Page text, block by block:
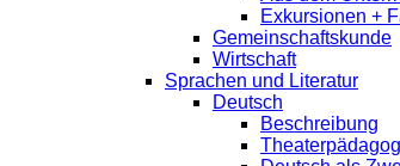
Exkursionen +
Gemeinschaftskunde
Wirtschaft
Sprachen und Literatur
Deutsch
Beschreibung